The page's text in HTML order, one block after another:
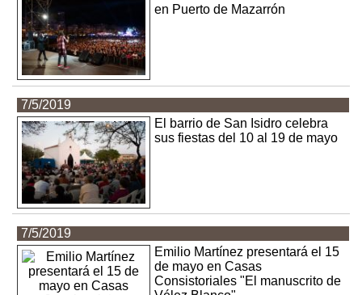
en Puerto de Mazarrón
7/5/2019
El barrio de San Isidro celebra
sus fiestas del 10 al 19 de mayo
7/5/2019
Emilio Martínez presentará el 15
de mayo en Casas
Consistoriales "El manuscrito de